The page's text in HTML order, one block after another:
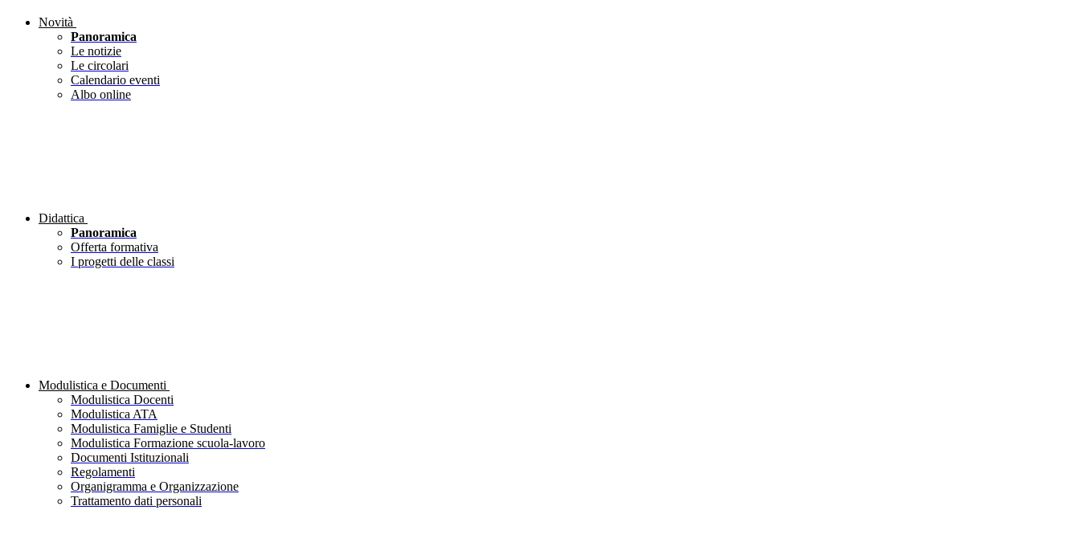
Novità
Panoramica
Le notizie
Le circolari
Calendario eventi
Albo online
Didattica
Panoramica
Offerta formativa
I progetti delle classi
Modulistica e Documenti
Modulistica Docenti
Modulistica ATA
Modulistica Famiglie e Studenti
Modulistica Formazione scuola-lavoro
Documenti Istituzionali
Regolamenti
Organigramma e Organizzazione
Trattamento dati personali